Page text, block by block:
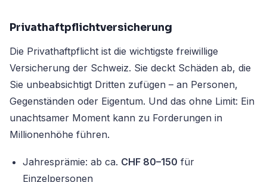
Privathaftpflichtversicherung
Die Privathaftpflicht ist die wichtigste freiwillige
Versicherung der Schweiz. Sie deckt Schäden ab, die
Sie unbeabsichtigt Dritten zufügen – an Personen,
Gegenständen oder Eigentum. Und das ohne Limit: Ein
unachtsamer Moment kann zu Forderungen in
Millionenhöhe führen.
Jahresprämie: ab ca. CHF 80–150 für
Einzelpersonen